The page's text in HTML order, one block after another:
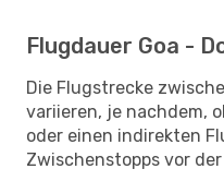
Flugdauer Goa -
Die Flugstrecke
variieren, je nachdem,
oder einen indirekten
Zwischenstopps vor